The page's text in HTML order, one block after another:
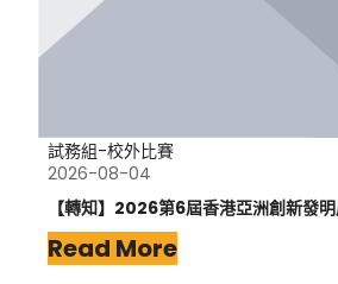
試務組-校外比賽
2026-08-04
【轉知】2026第6屆香港亞洲創新發
Read More